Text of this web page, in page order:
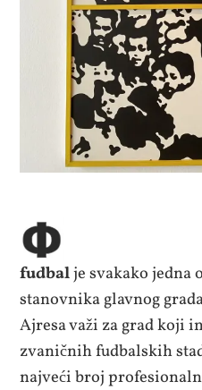
fudbalje svakako jedna
stanovnika glavnog
Ajresa važi za grad koji
zvaničnih fudbalskih
najveći broj